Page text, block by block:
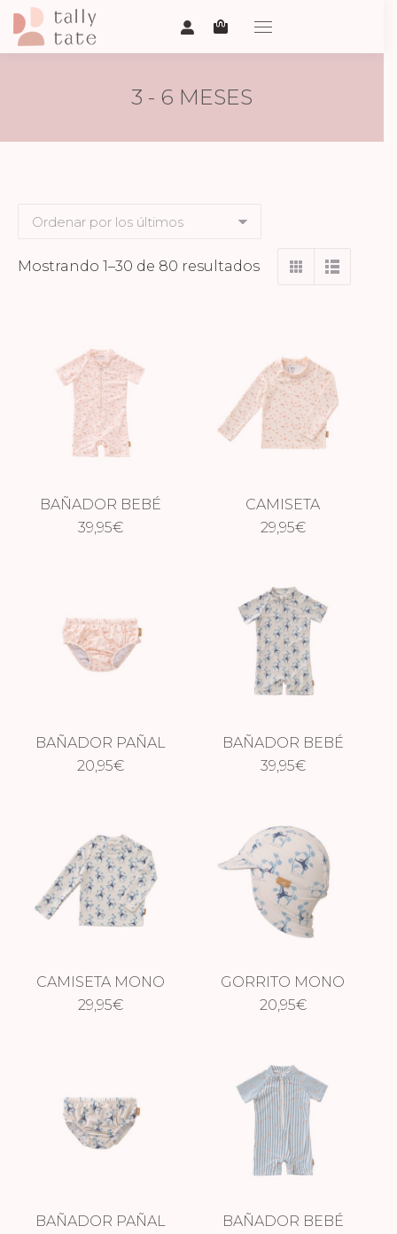
3 - 6 MESES
Mostrando 1–30 de 80 resultadosOrdenado
BAÑADOR BEBÉ
MARIPOSAS
39,95€
CAMISETA
MARIPOSAS
29,95€
BAÑADOR PAÑAL
VOLANTE
20,95€
BAÑADOR BEBÉ
MONO
39,95€
CAMISETA MONO
29,95€
GORRITO MONO
20,95€
BAÑADOR PAÑAL
BAÑADOR BEBÉ